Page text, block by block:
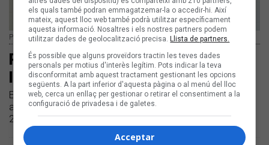
Partiperes | Carles Rodríguez
Partiperes es desencisa de la vida
laboral, «Més que abans»
Estrenem en primícia el nou senzill del Partiperes «Més que
abans» | El grup va guanyar el Premi Revelació del Sona9
2024
els quals també podran emmagatzemar-la o accedir-hi. Així
mateix, aquest lloc web també podrà utilitzar específicament
aquesta informació. Nosaltres i els nostres partners podem
utilitzar dades de geolocalització precisa. Llista de partners.
És possible que alguns proveïdors tractin les teves dades
personals per motius d'interès legítim. Pots indicar la teva
disconformitat amb aquest tractament gestionant les opcions
següents. A la part inferior d'aquesta pàgina o al menú del lloc
web, cerca un enllaç per gestionar o retirar el consentiment a la
configuració de privadesa i de galetes.
Acceptar